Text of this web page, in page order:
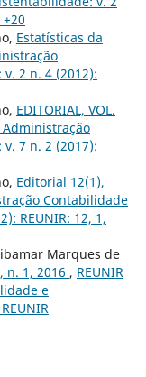
+20
Estatísticas da
2 n. 4 (2012):
EDITORIAL, VOL.
Administração
7 n. 2 (2017):
Editorial 12(1),
Contabilidade
REUNIR: 12, 1,
Marques de
n. 1, 2016 , REUNIR
e